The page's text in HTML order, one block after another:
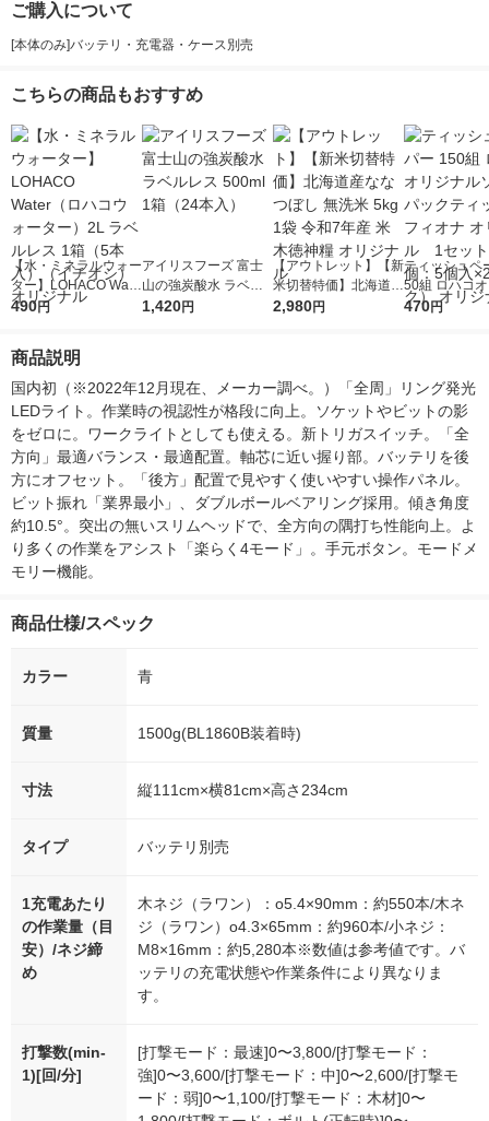
ご購入について
[本体のみ]バッテリ・充電器・ケース別売
こちらの商品もおすすめ
【水・ミネラルウォー
ター】LOHACO Wate
r（ロハコウォータ
シ） オリジナル
490円
アイリスフーズ 富士
山の強炭酸水 ラベル
レス 500ml 1箱（24
1,420円
【アウトレット】【新
米切替特価】北海道産
ななつぼし 無洗米 5k
2,980円
ティッシュペ
50組 ロハコ
ルソフトパッ
オリジナル
470円
商品説明
国内初（※2022年12月現在、メーカー調べ。）「全周」リング発光
LEDライト。作業時の視認性が格段に向上。ソケットやビットの影
をゼロに。ワークライトとしても使える。新トリガスイッチ。「全
方向」最適バランス・最適配置。軸芯に近い握り部。バッテリを後
方にオフセット。「後方」配置で見やすく使いやすい操作パネル。
ビット振れ「業界最小」、ダブルボールベアリング採用。傾き角度
約10.5°。突出の無いスリムヘッドで、全方向の隅打ち性能向上。よ
り多くの作業をアシスト「楽らく4モード」。手元ボタン。モードメ
モリー機能。
商品仕様/スペック
カラー 青
質量 1500g(BL1860B装着時)
寸法 縦111cm×横81cm×高さ234cm
タイプ バッテリ別売
1充電あたり
の作業量（目
安）/ネジ締
め
木ネジ（ラワン）：o5.4×90mm：約550本/木ネ
ジ（ラワン）o4.3×65mm：約960本/小ネジ：
M8×16mm：約5,280本※数値は参考値です。バ
ッテリの充電状態や作業条件により異なりま
す。
打撃数(min-
1)[回/分]
[打撃モード：最速]0〜3,800/[打撃モード：
強]0〜3,600/[打撃モード：中]0〜2,600/[打撃モ
ード：弱]0〜1,100/[打撃モード：木材]0〜